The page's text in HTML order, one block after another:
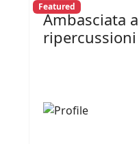
Featured
Ambasciata